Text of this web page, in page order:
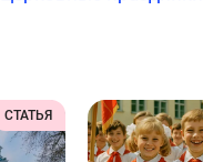
СТАТЬЯ